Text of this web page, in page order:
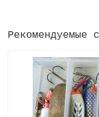
Рекомендуемые